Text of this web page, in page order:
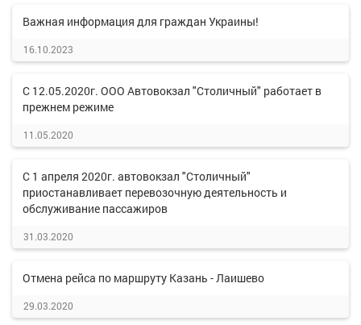
Важная информация для граждан Украины!
16.10.2023
С 12.05.2020г. ООО Автовокзал "Столичный" работает в
прежнем режиме
11.05.2020
С 1 апреля 2020г. автовокзал "Столичный"
приостанавливает перевозочную деятельность и
обслуживание пассажиров
31.03.2020
Отмена рейса по маршруту Казань - Лаишево
29.03.2020